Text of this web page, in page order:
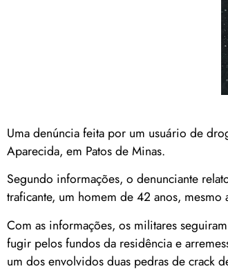
Uma denúncia feita por um usuário de
Aparecida, em Patos de Minas.
Segundo informações, o denunciante
traficante, um homem de 42 anos,
Com as informações, os militares
fugir pelos fundos da residência e
um dos envolvidos duas pedras de crack